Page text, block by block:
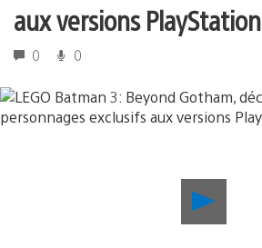
aux versions PlayStation
0 0
vidéo